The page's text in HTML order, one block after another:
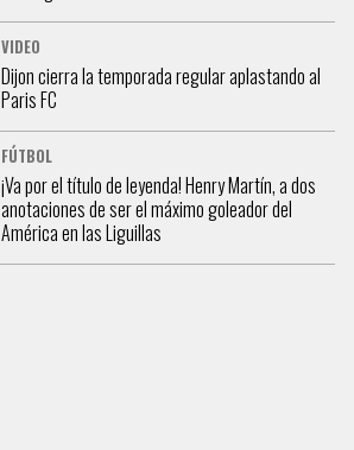
VIDEO
Dijon cierra la temporada regular aplastando al
Paris FC
FÚTBOL
¡Va por el título de leyenda! Henry Martín, a dos
anotaciones de ser el máximo goleador del
América en las Liguillas